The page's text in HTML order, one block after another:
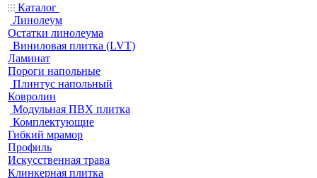
Каталог
Линолеум
Остатки линолеума
Виниловая плитка (LVT)
Ламинат
Пороги напольные
Плинтус напольный
Ковролин
Модульная ПВХ плитка
Комплектующие
Гибкий мрамор
Профиль
Искусственная трава
Клинкерная плитка